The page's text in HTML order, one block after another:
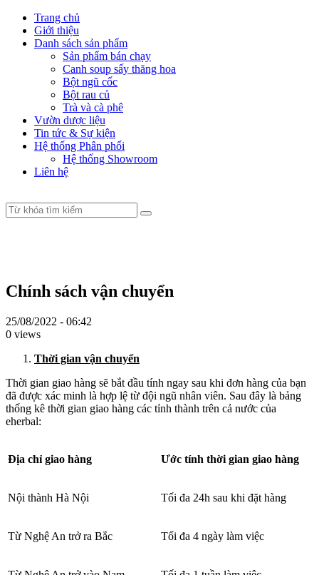
Trang chủ
Giới thiệu
Danh sách sản phẩm
Sản phẩm bán chạy
Canh soup sấy thăng hoa
Bột ngũ cốc
Bột rau củ
Trà và cà phê
Vườn dược liệu
Tin tức & Sự kiện
Hệ thống Phân phối
Hệ thống Showroom
Liên hệ
Chính sách vận chuyển
25/08/2022 - 06:42
0 views
Thời gian vận chuyển
Thời gian giao hàng sẽ bắt đầu tính ngay sau khi đơn hàng của bạn
đã được xác minh là hợp lệ từ đội ngũ nhân viên. Sau đây là bảng
thống kê thời gian giao hàng các tỉnh thành trên cả nước của
eherbal:
Địa chỉ giao hàng Ước tính thời gian giao hàng
Nội thành Hà Nội Tối đa 24h sau khi đặt hàng
Từ Nghệ An trở ra Bắc Tối đa 4 ngày làm việc